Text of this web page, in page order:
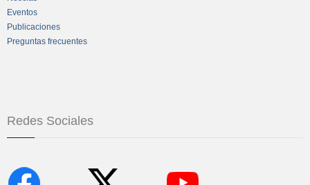
Eventos
Publicaciones
Preguntas frecuentes
Redes Sociales